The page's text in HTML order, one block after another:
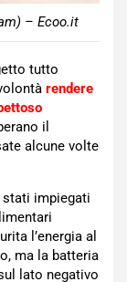
– Ecoo.it
tutto
rendere
il
alcune volte
impiegati
l’energia al
ma la batteria
lato negativo